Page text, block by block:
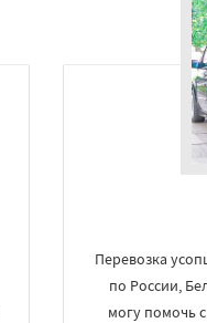
Перевозка
по России,
могу помочь